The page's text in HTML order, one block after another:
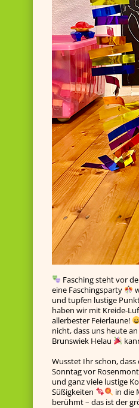
Fasching steht vor
eine Faschingsparty
und tupfen lustige
haben wir mit Kreide-
allerbester Feierlaune!
nicht, dass uns heute
Brunswiek Helau
Wusstet Ihr schon,
Sonntag vor
und ganz viele lustige
Süßigkeiten
in die
berühmt – das ist der